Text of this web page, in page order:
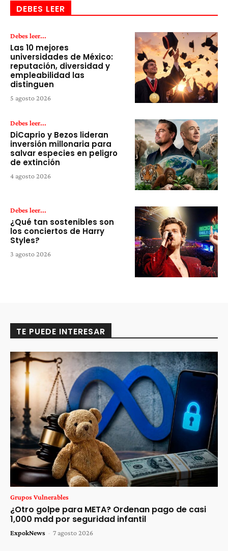
DEBES LEER
Debes leer...
Las 10 mejores
universidades de México:
reputación, diversidad y
empleabilidad las
distinguen
5 agosto 2026
Debes leer...
DiCaprio y Bezos lideran
inversión millonaria para
salvar especies en peligro
de extinción
4 agosto 2026
Debes leer...
¿Qué tan sostenibles son
los conciertos de Harry
Styles?
3 agosto 2026
TE PUEDE INTERESAR
Grupos Vulnerables
¿Otro golpe para META? Ordenan pago de casi
1,000 mdd por seguridad infantil
ExpokNews - 7 agosto 2026